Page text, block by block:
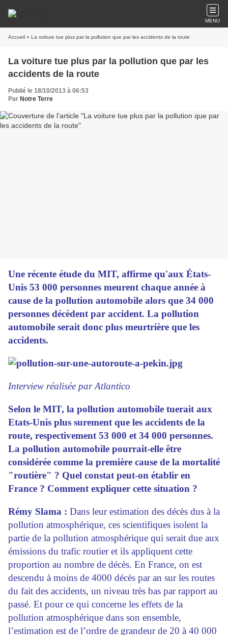
MENU
Accueil » La voiture tue plus par la pollution que par les accidents de la route
La voiture tue plus par la pollution que par les
accidents de la route
Publié le 18/10/2013 à 06:53
Par Notre Terre
Une récente étude du MIT, affirme qu'aux États-
Unis 53 000 personnes meurent chaque année à
cause de la pollution automobile alors que 34 000
personnes décèdent par accident. La pollution
automobile serait donc plus meurtrière que les
accidents.
Interview réalisée par Atlantico
Selon le MIT, la pollution automobile tuerait aux
Etats-Unis plus surement que les accidents de la
route, respectivement 53 000 et 34 000 personnes.
La pollution automobile pourrait-elle être
considérée comme la première cause de la mortalité
"routière" ? Quel constat peut-on établir en
France ? Comment expliquer cette situation ?
Rémy Slama : Dans leur estimation des décès dus à la
pollution atmosphérique, ces scientifiques isolent la
partie de la pollution atmosphérique qui serait due aux
émissions du trafic routier et ils appliquent cette
proportion au nombre de décès. En France, on est
descendu à moins de 4000 décès par an sur les routes
du fait des accidents, un niveau très bas par rapport au
passé. Et pour ce qui concerne les effets de la
pollution atmosphérique dans son ensemble,
l’estimation est de l’ordre de grandeur de 20 à 40 000